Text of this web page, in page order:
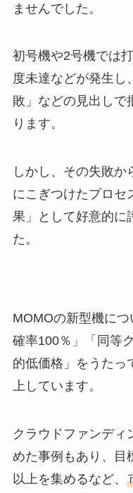
ませんでした。
初号機や2号機では
度未達などが発生し
敗」などの見出しで
ります。
しかし、その失敗か
にこぎつけたプロセ
果」として好意的に
た。
MOMOの新型機に
確率100％」「同等
的低価格」をうたっ
上しています。
クラウドファンディ
めた事例もあり、目
以上を集めるなど、